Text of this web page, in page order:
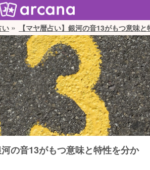
い 【マヤ暦占い】銀河の音13がもつ意味
河の音13がもつ意味と特性を分か